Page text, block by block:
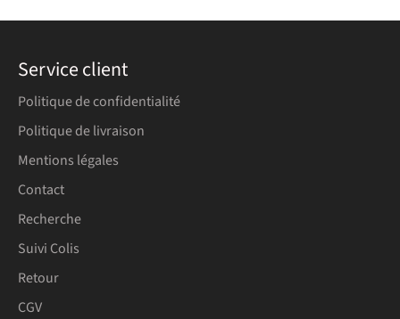
Service client
Politique de confidentialité
Politique de livraison
Mentions légales
Contact
Recherche
Suivi Colis
Retour
CGV